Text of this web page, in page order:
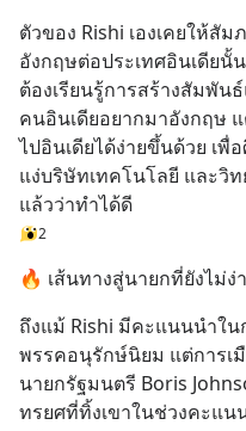
ตัวของ Rishi เองเคยให้สั
อังกฤษต่อประเทศอินเดียนั้
ต้องเรียนรู้การสร้างสัมพัน
คนอินเดียอยากมาอังกฤษ
ไปอินเดียได้ง่ายขึ้นด้วย เพื่
แง่บริษัทเทคโนโลยี และวิ
แล้วว่าทำได้ดี
2
🔥 เส้นทางสู่นายกที่ยังไม่ง่
ถึงแม้ Rishi มีคะแนนนำใ
พรรคอนุรักษ์นิยม แต่การเ
นายกรัฐมนตรี Boris
ทรยศที่ทิ้งเขาในช่วงคะแน